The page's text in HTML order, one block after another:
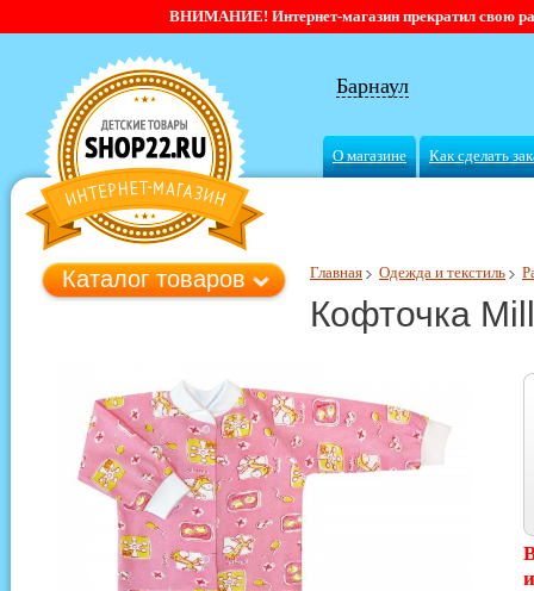
ВНИМАНИЕ! Интернет-магазин прекратил свою
Барнаул
О магазине Как сделать
Главная Одежда и текстиль
Кофточка
Каталог товаров